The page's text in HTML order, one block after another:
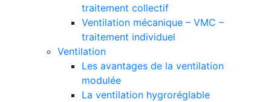
traitement collectif
Ventilation mécanique – VMC –
traitement individuel
Ventilation
Les avantages de la ventilation
modulée
La ventilation hygroréglable